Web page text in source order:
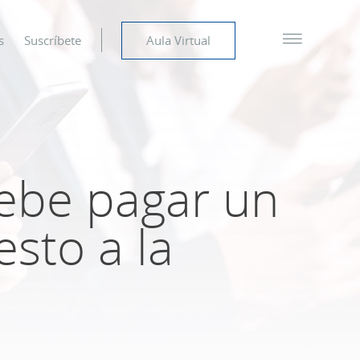
Suscríbete Aula Virtual
pagar un
a la